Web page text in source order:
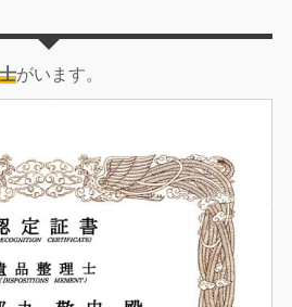
がいます。